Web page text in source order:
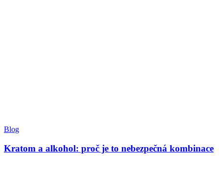
Blog
Kratom a alkohol: proč je to nebezpečná kombinace